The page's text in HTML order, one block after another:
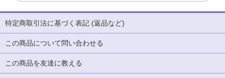
特定商取引法に基づく表記 (返品など)
この商品について問い合わせる
この商品を友達に教える